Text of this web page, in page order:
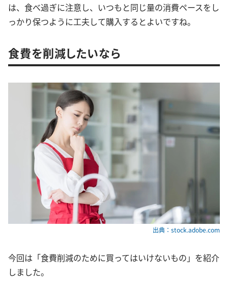
は、食べ過ぎに注意し、いつもと同じ量の消費ペースをし
っかり保つように工夫して購入するとよいですね。
食費を削減したいなら
出典：stock.adobe.com
今回は「食費削減のために買ってはいけないもの」を紹介
しました。